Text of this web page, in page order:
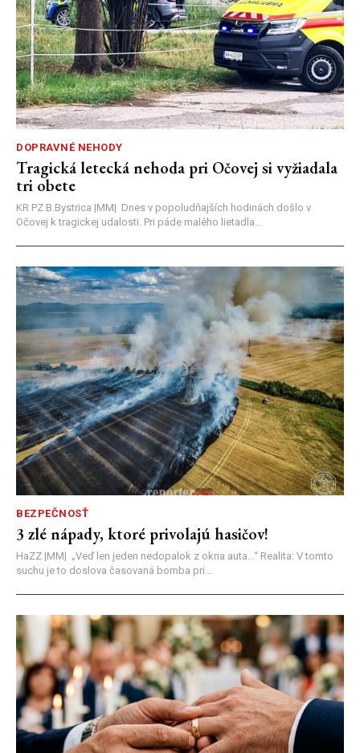
DOPRAVNÉ NEHODY
Tragická letecká nehoda pri Očovej si vyžiadala
tri obete
KR PZ B.Bystrica |MM| Dnes v popoludňajších hodinách došlo v
Očovej k tragickej udalosti. Pri páde malého lietadla...
BEZPEČNOSŤ
3 zlé nápady, ktoré privolajú hasičov!
HaZZ |MM| ​„Veď len jeden nedopalok z okna auta...“ ​Realita: V tomto
suchu je to doslova časovaná bomba pri...